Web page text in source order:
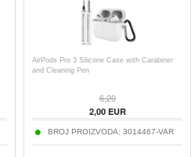
AirPods Pro 3 Silicone Case with Carabiner
and Cleaning Pen
6,20
2,00EUR
BROJ PROIZVODA: 3014467-VAR